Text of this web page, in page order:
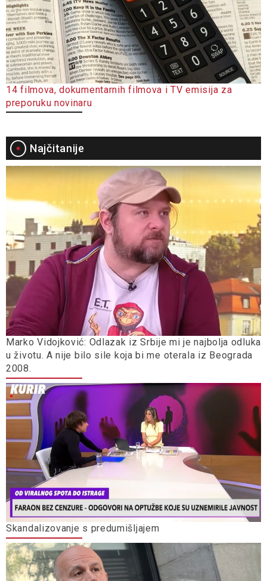
14 filmova, dokumentarnih filmova i TV emisija za
preporuku novinaru
Najčitanije
Marko Vidojković: Odlazak iz Srbije mi je najbolja odluka
u životu. A nije bilo sile koja bi me oterala iz Beograda
2008.
Skandalizovanje s predumišljajem